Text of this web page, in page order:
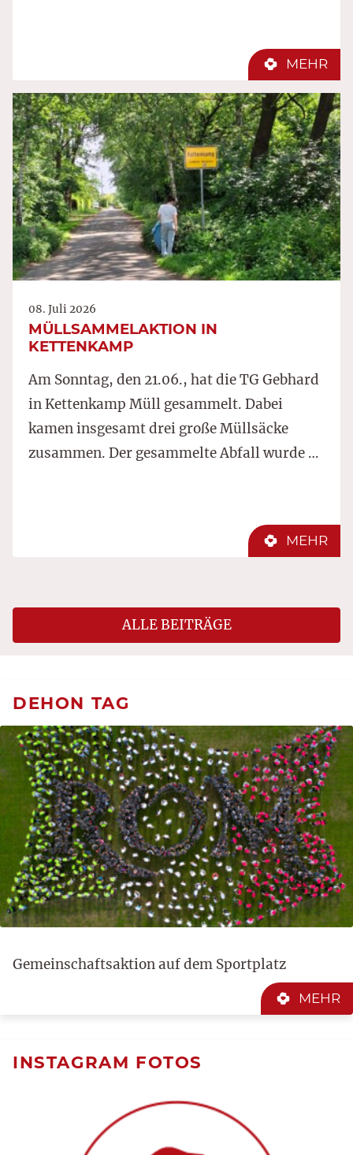
MEHR
08. Juli 2026
MÜLLSAMMELAKTION IN
KETTENKAMP
Am Sonntag, den 21.06., hat die TG Gebhard
in Kettenkamp Müll gesammelt. Dabei
kamen insgesamt drei große Müllsäcke
zusammen. Der gesammelte Abfall wurde …
MEHR
ALLE BEITRÄGE
DEHON TAG
Gemeinschaftsaktion auf dem Sportplatz
MEHR
INSTAGRAM FOTOS